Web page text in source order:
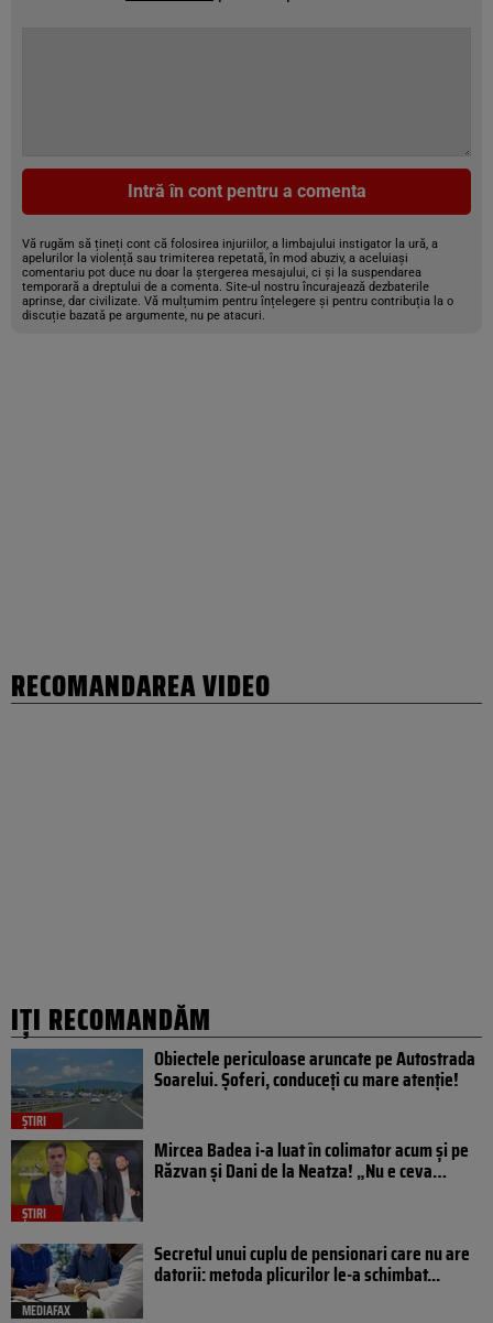
Intră în cont pentru a comenta
Vă rugăm să țineți cont că folosirea injuriilor, a limbajului instigator la ură, a
apelurilor la violență sau trimiterea repetată, în mod abuziv, a aceluiași
comentariu pot duce nu doar la ștergerea mesajului, ci și la suspendarea
temporară a dreptului de a comenta. Site-ul nostru încurajează dezbaterile
aprinse, dar civilizate. Vă mulțumim pentru înțelegere și pentru contribuția la o
discuție bazată pe argumente, nu pe atacuri.
RECOMANDAREA VIDEO
IȚI RECOMANDĂM
ȘTIRI
Obiectele periculoase aruncate pe Autostrada
Soarelui. Șoferi, conduceți cu mare atenție!
ȘTIRI
Mircea Badea i-a luat în colimator acum și pe
Răzvan și Dani de la Neatza! „Nu e ceva…
MEDIAFAX
Secretul unui cuplu de pensionari care nu are
datorii: metoda plicurilor le-a schimbat...